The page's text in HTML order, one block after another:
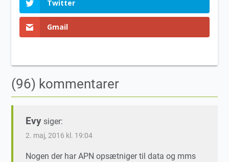
Twitter
Gmail
(96) kommentarer
Evy siger:
2. maj, 2016 kl. 19:04
Nogen der har APN opsætniger til data og mms